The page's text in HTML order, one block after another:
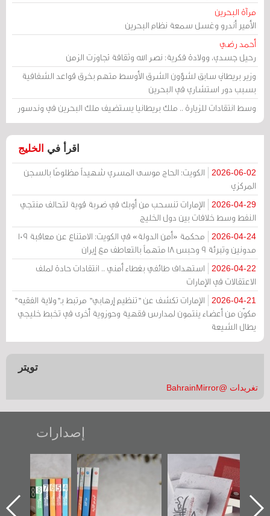
مرآة البحرين
الأمير أندرو وغسل سمعة نظام البحرين
أحمد رضي
رحيل جسدي، وولادة فكرية: نصر الله وثقافة تجاوزت الزمن
وزير بريطاني سابق لشؤون الشرق الأوسط متهم بخرق قواعد الشفافية
بسبب دور استشاري في البحرين
وسط انتقادات للزيارة .. ملك بريطانيا يستضيف ملك البحرين في وندسور
اقرأ في الخليج
2026-06-02
الكويت: الحاج موسى المسري شهيداً مظلومًا بالسجن
المركزي
2026-04-29
الإمارات تنسحب من أوبك في ضربة قوية لتحالف منتجي
النفط وسط خلافات بين دول الخليج
2026-04-24
محكمة «أمن الدولة» في الكويت: الامتناع عن معاقبة 109
مدونين وتبرئة 9 وحبس 18 متهماً بالتعاطف مع إيران
2026-04-22
استهداف طائفي بغطاء أمني .. انتقادات حادة لملف
الاعتقالات في الإمارات
2026-04-21
الإمارات تكشف عن "تنظيم إرهابي" مرتبط بـ"ولاية الفقيه"
مكوّن من أعضاء ينتمون لمدارس فقهية وحوزوية أخرى في تخبط خليجي
يطال الشيعة
تويتر
تغريدات @BahrainMirror
إصدارات
الأخير":
عن
ساحة
تصنيف موضوعي
للوثائق البريطانية
يقدمه «مركز أوال»
"مرآة البحرين"
تصدر حصاد
الساحات 2019
عسكري
«مرآة